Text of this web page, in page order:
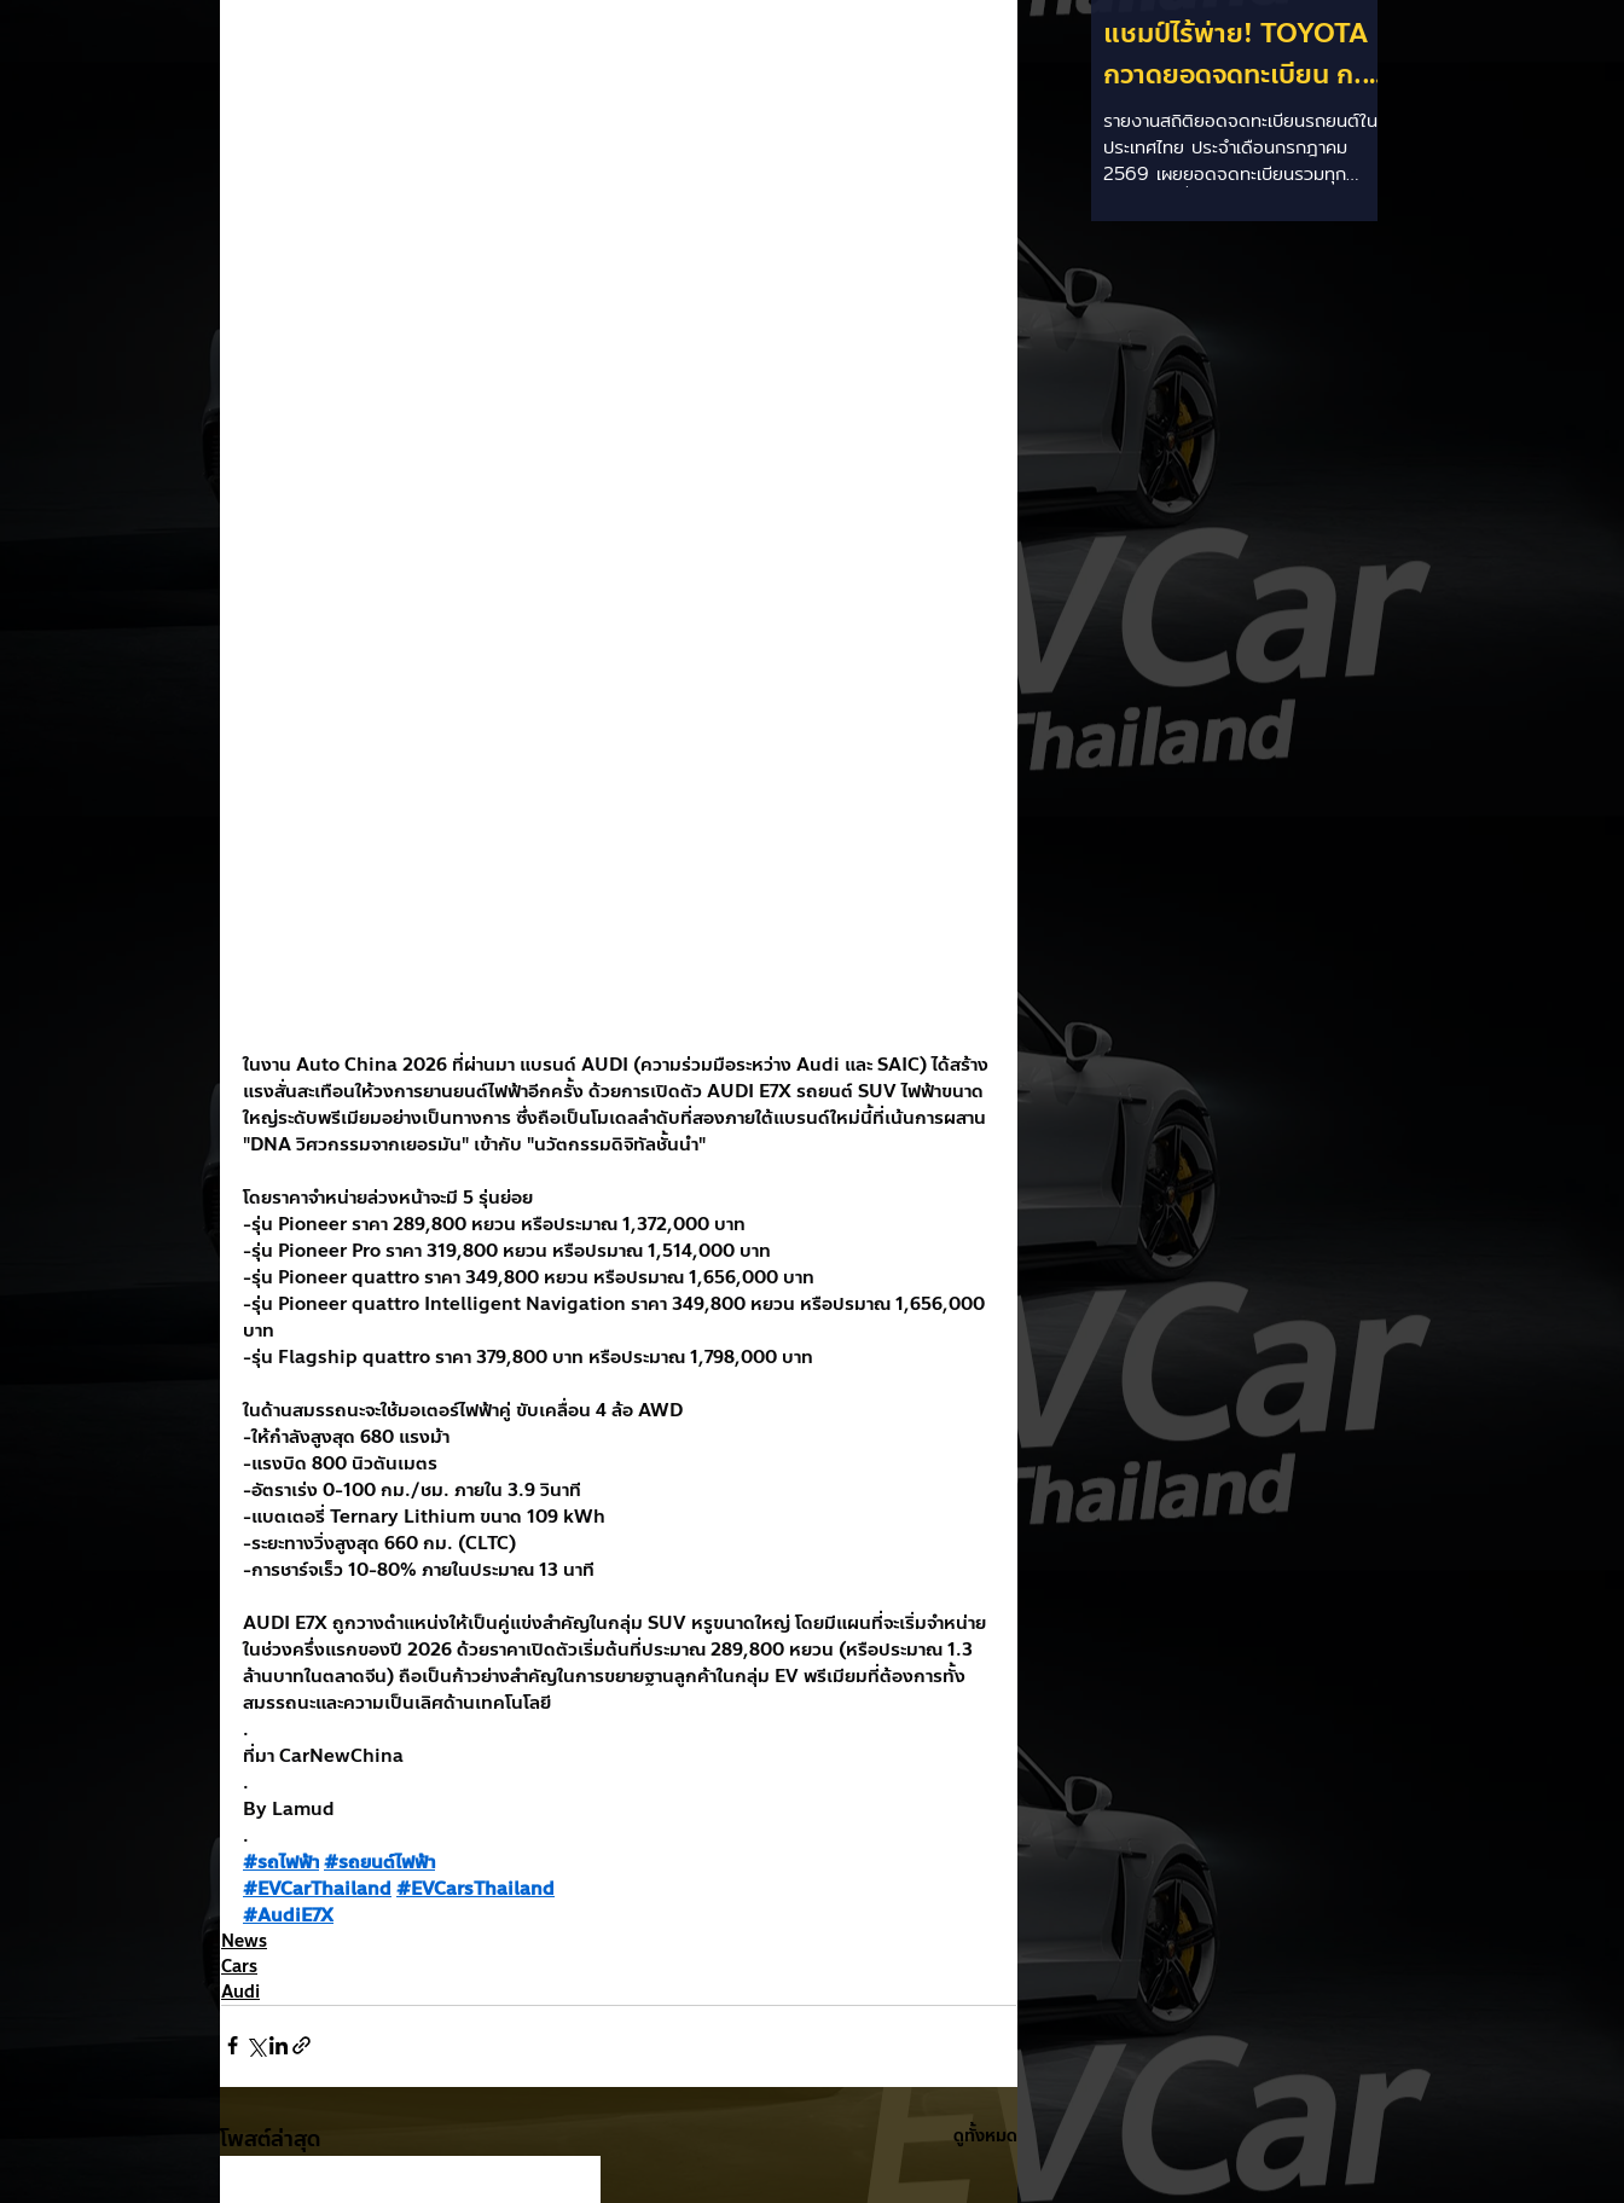
ในงาน Auto China 2026 ที่ผ่านมา แบรนด์ AUDI (ความร่วมมือระหว่าง Audi และ SAIC) ได้สร้าง
แรงสั่นสะเทือนให้วงการยานยนต์ไฟฟ้าอีกครั้ง ด้วยการเปิดตัว AUDI E7X รถยนต์ SUV ไฟฟ้าขนาด
ใหญ่ระดับพรีเมียมอย่างเป็นทางการ ซึ่งถือเป็นโมเดลลำดับที่สองภายใต้แบรนด์ใหม่นี้ที่เน้นการผสาน
"DNA วิศวกรรมจากเยอรมัน" เข้ากับ "นวัตกรรมดิจิทัลชั้นนำ"
โดยราคาจำหน่ายล่วงหน้าจะมี 5 รุ่นย่อย
-รุ่น Pioneer ราคา 289,800 หยวน หรือประมาณ 1,372,000 บาท
-รุ่น Pioneer Pro ราคา 319,800 หยวน หรือปรมาณ 1,514,000 บาท
-รุ่น Pioneer quattro ราคา 349,800 หยวน หรือปรมาณ 1,656,000 บาท
-รุ่น Pioneer quattro Intelligent Navigation ราคา 349,800 หยวน หรือปรมาณ 1,656,000
บาท
-รุ่น Flagship quattro ราคา 379,800 บาท หรือประมาณ 1,798,000 บาท
ในด้านสมรรถนะจะใช้มอเตอร์ไฟฟ้าคู่ ขับเคลื่อน 4 ล้อ AWD
-ให้กำลังสูงสุด 680 แรงม้า
-แรงบิด 800 นิวตันเมตร
-อัตราเร่ง 0-100 กม./ชม. ภายใน 3.9 วินาที
-แบตเตอรี่ Ternary Lithium ขนาด 109 kWh
-ระยะทางวิ่งสูงสุด 660 กม. (CLTC)
-การชาร์จเร็ว 10-80% ภายในประมาณ 13 นาที
AUDI E7X ถูกวางตำแหน่งให้เป็นคู่แข่งสำคัญในกลุ่ม SUV หรูขนาดใหญ่ โดยมีแผนที่จะเริ่มจำหน่าย
ในช่วงครึ่งแรกของปี 2026 ด้วยราคาเปิดตัวเริ่มต้นที่ประมาณ 289,800 หยวน (หรือประมาณ 1.3
ล้านบาทในตลาดจีน) ถือเป็นก้าวย่างสำคัญในการขยายฐานลูกค้าในกลุ่ม EV พรีเมียมที่ต้องการทั้ง
สมรรถนะและความเป็นเลิศด้านเทคโนโลยี
.
ที่มา CarNewChina
.
By Lamud
.
#รถไฟฟ้า#รถยนต์ไฟฟ้า
#EVCarThailand #EVCarsThailand
#AudiE7X
News
Cars
Audi
โพสต์ล่าสุด ดูทั้งหมด
แชมป์ไร้พ่าย! TOYOTA
กวาดยอดจดทะเบียน ก.ค.
69 เฉียด 2 หมื่นคัน ครอง
แชมป์อันดับ 1 ในไทย
รายงานสถิติยอดจดทะเบียนรถยนต์ใน
ประเทศไทย ประจำเดือนกรกฎาคม
2569 เผยยอดจดทะเบียนรวมทุก
ใหญ่สัญชาติญี่ปุ่นอย่าง TOYOTA ยัง
ยอดจดทะเบียนรวมแบรนด์สูงถึง
19,564 คัน ครองส่วนแบ่งตลาด
อันดับ 1 ของประเทศได้อย่างมั่นคงและ
ทิ้งห่างคู่แข่งอย่างขาดลอย รายละเอียด
จากสถิติ: - ภาพรวมแบรนด์: TOYOTA
คว้าอันดับ 1 ยอดจดทะเบียนรวมทุก
ประเภทที่ 19,564 คัน คิดเป็นสัดส่วน
มากกว่า 1 ใน 3 ของยอดจดทะเบียน
รถยนต์ทั้งประเทศประจำเดือนกรกฎา